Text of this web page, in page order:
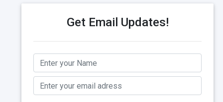
Get Email Updates!